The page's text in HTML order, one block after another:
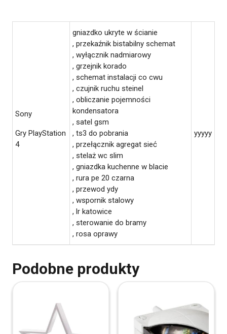
Sony
Gry PlayStation
4
gniazdko ukryte w ścianie
, przekaźnik bistabilny schemat
, wyłącznik nadmiarowy
, grzejnik korado
, schemat instalacji co cwu
, czujnik ruchu steinel
, obliczanie pojemności
kondensatora
, satel gsm
, ts3 do pobrania
, przełącznik agregat sieć
, stelaż wc slim
, gniazdka kuchenne w blacie
, rura pe 20 czarna
, przewod ydy
, wspornik stalowy
, lr katowice
, sterowanie do bramy
, rosa oprawy
yyyyy
Podobne produkty